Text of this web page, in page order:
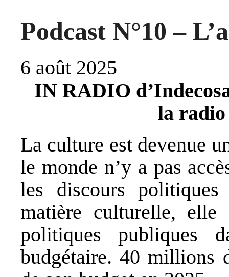
Podcast N°10 –
6 août 2025
IN RADIO
la radio
La culture est devenue
le monde n’y a pas
les discours
matière culturelle,
politiques publiques
budgétaire. 40 millions